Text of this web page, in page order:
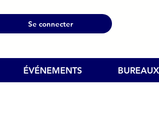
Se connecter
ÉVÉNEMENTS BUREAUX